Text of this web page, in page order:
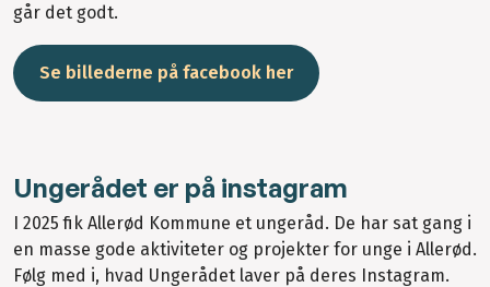
går det godt.
Se billederne på facebook her
Ungerådet er på instagram
I 2025 fik Allerød Kommune et ungeråd. De har sat gang i
en masse gode aktiviteter og projekter for unge i Allerød.
Følg med i, hvad Ungerådet laver på deres Instagram.